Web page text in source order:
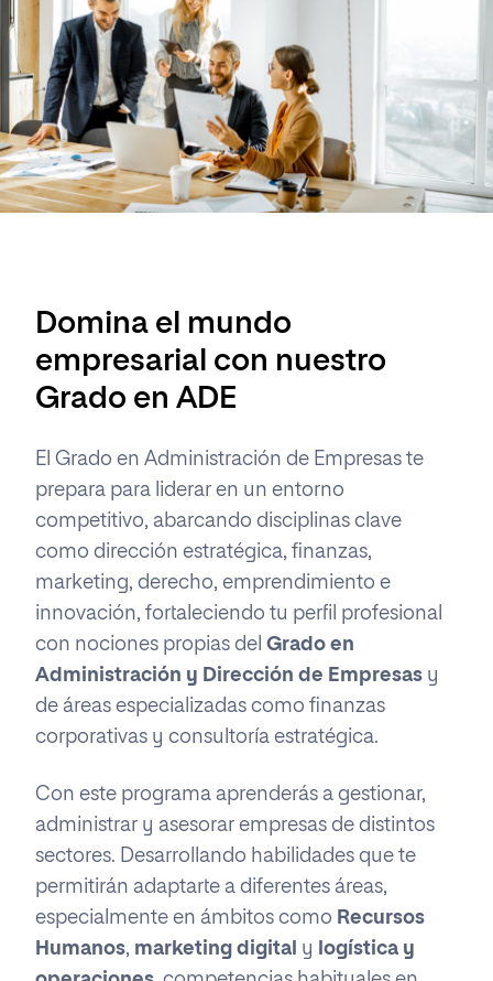
Domina el mundo
empresarial con nuestro
Grado en ADE
El Grado en Administración de Empresas te
prepara para liderar en un entorno
competitivo, abarcando disciplinas clave
como dirección estratégica, finanzas,
marketing, derecho, emprendimiento e
innovación, fortaleciendo tu perfil profesional
con nociones propias del Grado en
Administración y Dirección de Empresas y
de áreas especializadas como finanzas
corporativas y consultoría estratégica.
Con este programa aprenderás a gestionar,
administrar y asesorar empresas de distintos
sectores. Desarrollando habilidades que te
permitirán adaptarte a diferentes áreas,
especialmente en ámbitos como Recursos
Humanos, marketing digital y
logística y